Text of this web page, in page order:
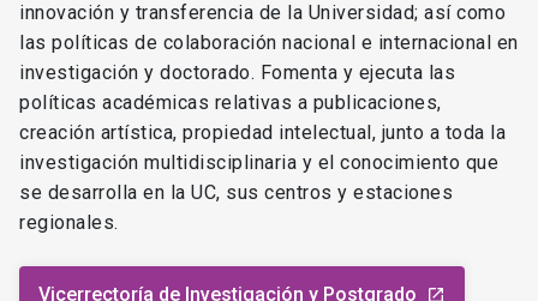
innovación y transferencia de la Universidad; así como
las políticas de colaboración nacional e internacional en
investigación y doctorado. Fomenta y ejecuta las
políticas académicas relativas a publicaciones,
creación artística, propiedad intelectual, junto a toda la
investigación multidisciplinaria y el conocimiento que
se desarrolla en la UC, sus centros y estaciones
regionales.
Vicerrectoría de Investigación y Postgrado launch